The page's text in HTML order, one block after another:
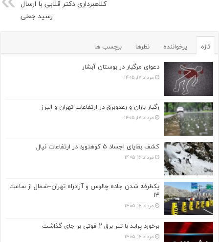
کلاهبرداری دکتر قلابی با ارسال
رسید جعلی
تازه پرخواننده نظرها
برچسب ها
دعوای مرگبار در بوستان آبشار
مرداد ۱۷, ۱۴۰۵
رگبار باران و رعدوبرق در ارتفاعات تهران و البرز
مرداد ۱۷, ۱۴۰۵
کشف بقایای اجساد ۵ کوهنورد در ارتفاعات نپال
مرداد ۱۶, ۱۴۰۵
یکطرفه شدن جاده چالوس و آزادراه تهران–شمال از ساعت
۱۴
مرداد ۱۶, ۱۴۰۵
برخورد پراید با تیر برق ۲ فوتی بر جای گذاشت
مرداد ۱۶, ۱۴۰۵